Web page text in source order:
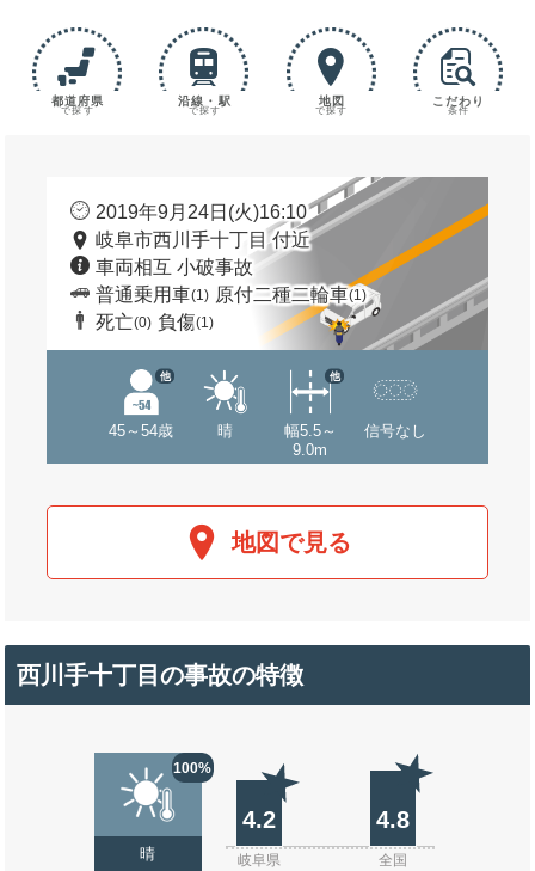
都道府県
で探す
沿線・駅
で探す
地図
で探す
こだわり
条件
2019年9月24日(火)16:10
岐阜市西川手十丁目 付近
車両相互 小破事故
普通乗用車(1) 原付二種二輪車(1)
死亡(0) 負傷(1)
45～54歳
他
晴
幅5.5～
9.0m
他
信号なし
地図で見る
西川手十丁目の事故の特徴
100%
晴
4.2 4.8
岐阜県 全国